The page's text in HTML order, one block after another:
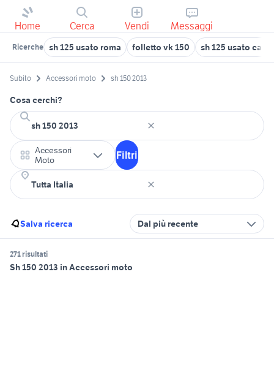
Home Cerca Vendi Messaggi
Ricerche sh 125 usato roma folletto vk 150 sh 125 usato
Subito Accessori moto sh 150 2013
Cosa cerchi?
Accessori
Moto
Filtri
Salva ricerca Dal più recente
271 risultati
Sh 150 2013 in Accessori moto